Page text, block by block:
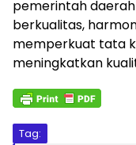
pemerintah
berkualitas,
memperkuat tata
meningkatkan
Tag: